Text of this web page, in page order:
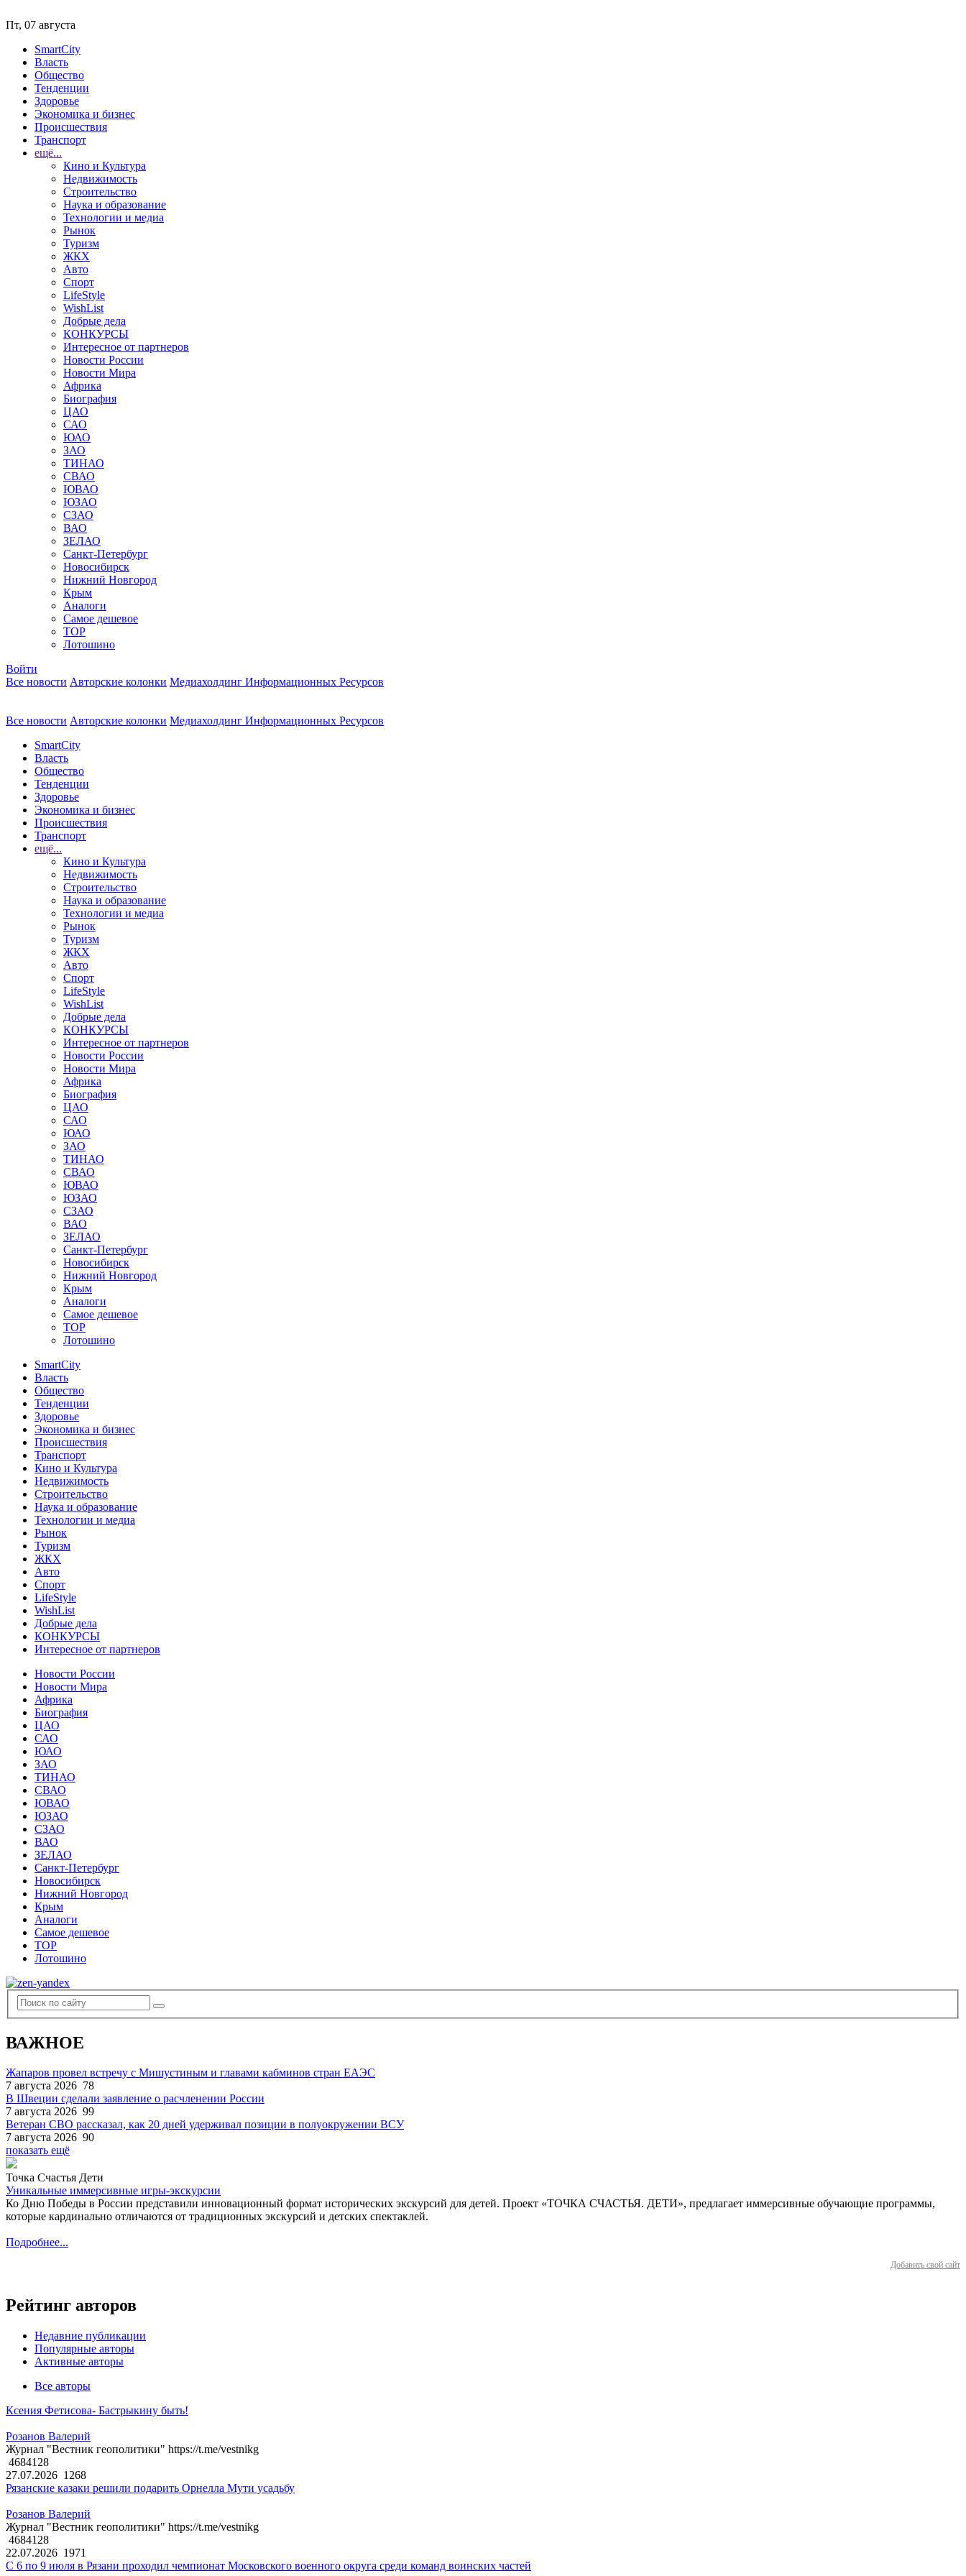
Пт, 07 августа
SmartCity
Власть
Общество
Тенденции
Здоровье
Экономика и бизнес
Происшествия
Транспорт
ещё...
Кино и Культура
Недвижимость
Строительство
Наука и образование
Технологии и медиа
Рынок
Туризм
ЖКХ
Авто
Спорт
LifeStyle
WishList
Добрые дела
КОНКУРСЫ
Интересное от партнеров
Новости России
Новости Мира
Африка
Биография
ЦАО
САО
ЮАО
ЗАО
ТИНАО
СВАО
ЮВАО
ЮЗАО
СЗАО
ВАО
ЗЕЛАО
Санкт-Петербург
Новосибирск
Нижний Новгород
Крым
Аналоги
Самое дешевое
TOP
Лотошино
Войти
Все новости Авторские колонки Медиахолдинг Информационных Ресурсов
Все новости Авторские колонки Медиахолдинг Информационных Ресурсов
SmartCity
Власть
Общество
Тенденции
Здоровье
Экономика и бизнес
Происшествия
Транспорт
ещё...
Кино и Культура
Недвижимость
Строительство
Наука и образование
Технологии и медиа
Рынок
Туризм
ЖКХ
Авто
Спорт
LifeStyle
WishList
Добрые дела
КОНКУРСЫ
Интересное от партнеров
Новости России
Новости Мира
Африка
Биография
ЦАО
САО
ЮАО
ЗАО
ТИНАО
СВАО
ЮВАО
ЮЗАО
СЗАО
ВАО
ЗЕЛАО
Санкт-Петербург
Новосибирск
Нижний Новгород
Крым
Аналоги
Самое дешевое
TOP
Лотошино
SmartCity
Власть
Общество
Тенденции
Здоровье
Экономика и бизнес
Происшествия
Транспорт
Кино и Культура
Недвижимость
Строительство
Наука и образование
Технологии и медиа
Рынок
Туризм
ЖКХ
Авто
Спорт
LifeStyle
WishList
Добрые дела
КОНКУРСЫ
Интересное от партнеров
Новости России
Новости Мира
Африка
Биография
ЦАО
САО
ЮАО
ЗАО
ТИНАО
СВАО
ЮВАО
ЮЗАО
СЗАО
ВАО
ЗЕЛАО
Санкт-Петербург
Новосибирск
Нижний Новгород
Крым
Аналоги
Самое дешевое
TOP
Лотошино
ВАЖНОЕ
Жапаров провел встречу с Мишустиным и главами кабминов стран ЕАЭС
7 августа 2026 78
В Швеции сделали заявление о расчленении России
7 августа 2026 99
Ветеран СВО рассказал, как 20 дней удерживал позиции в полуокружении ВСУ
7 августа 2026 90
показать ещё
Точка Счастья Дети
Уникальные иммерсивные игры-экскурсии
Ко Дню Победы в России представили инновационный формат исторических экскурсий для детей. Проект «ТОЧКА СЧАСТЬЯ. ДЕТИ», предлагает иммерсивные обучающие программы,
которые кардинально отличаются от традиционных экскурсий и детских спектаклей.
Подробнее...
Добавить свой сайт
Рейтинг авторов
Недавние публикации
Популярные авторы
Активные авторы
Все авторы
Ксения Фетисова- Бастрыкину быть!
Розанов Валерий
Журнал "Вестник геополитики" https://t.me/vestnikg
4684128
27.07.2026 1268
Рязанские казаки решили подарить Орнелла Мути усадьбу
Розанов Валерий
Журнал "Вестник геополитики" https://t.me/vestnikg
4684128
22.07.2026 1971
С 6 по 9 июля в Рязани проходил чемпионат Московского военного округа среди команд воинских частей